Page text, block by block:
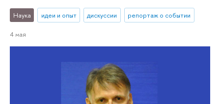
Наука идеи и опыт дискуссии репортаж о событии
4 мая